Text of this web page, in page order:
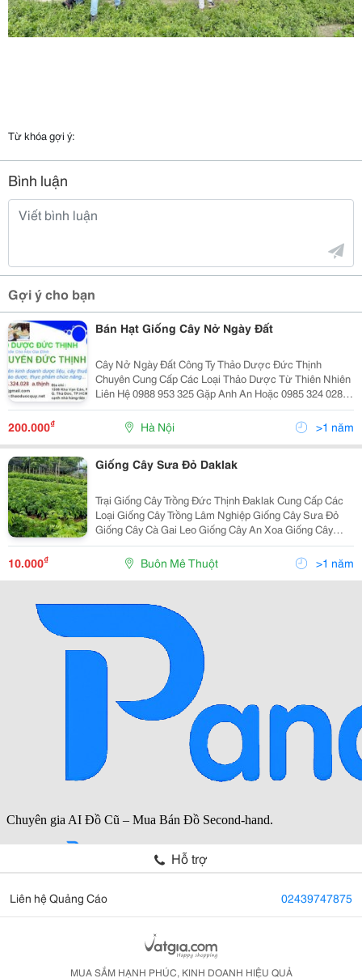
Từ khóa gợi ý:
Bình luận
Gợi ý cho bạn
Bán Hạt Giống Cây Nở Ngày Đất
Cây Nở Ngày Đất Công Ty Thảo Dược Đức Thịnh
Chuyên Cung Cấp Các Loại Thảo Dược Từ Thiên Nhiên
Liên Hệ 0988 953 325 Gặp Anh An Hoặc 0985 324 028
Gặp Anh Thịnh Hay Còn Có Tên Gọi Là Cây Nở Ngày
Dân Gian Thường Sử Dụng Điều Trị Các Bệnh C
200.000₫ Hà Nội >1 năm
Giống Cây Sưa Đỏ Daklak
Trại Giống Cây Trồng Đức Thịnh Đaklak Cung Cấp Các
Loại Giống Cây Trồng Lâm Nghiệp Giống Cây Sưa Đỏ
Giống Cây Cà Gai Leo Giống Cây An Xoa Giống Cây
Chìa Vôi Giống Cây Chùm Ngây Giống Cây Xạ Đen
Giống Cây Đinh Lăng Hạt Giống
10.000₫ Buôn Mê Thuột >1 năm
Hỗ trợ
Liên hệ Quảng Cáo 02439747875
MUA SẮM HẠNH PHÚC, KINH DOANH HIỆU QUẢ